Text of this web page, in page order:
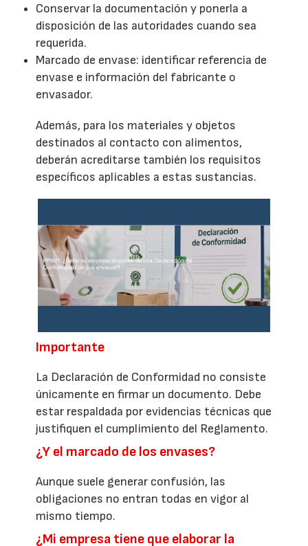
Conservar la documentación y ponerla a
disposición de las autoridades cuando sea
requerida.
Marcado de envase: identificar referencia de
envase e información del fabricante o
envasador.
Además, para los materiales y objetos
destinados al contacto con alimentos,
deberán acreditarse también los requisitos
específicos aplicables a estas sustancias.
Importante
La Declaración de Conformidad no consiste
únicamente en firmar un documento. Debe
estar respaldada por evidencias técnicas que
justifiquen el cumplimiento del Reglamento.
¿Y el marcado de los envases?
Aunque suele generar confusión, las
obligaciones no entran todas en vigor al
mismo tiempo.
¿Mi empresa tiene que elaborar la